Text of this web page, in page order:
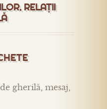
RELAȚII
gherilă mesaj